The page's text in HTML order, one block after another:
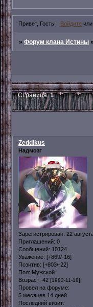
Привет, Гость! Войдитеили
»Форум клана Истины
Страница:1
Zeddikus
Надмозг
Зарегистрирован: 22
Приглашений: 0
Сообщений: 10124
Уважение: [+869/-16]
Позитив: [+803/-22]
Пол: Мужской
Возраст: 42 [1983-11-18]
Провел на форуме:
5 месяцев 14 дней
Последний визит: